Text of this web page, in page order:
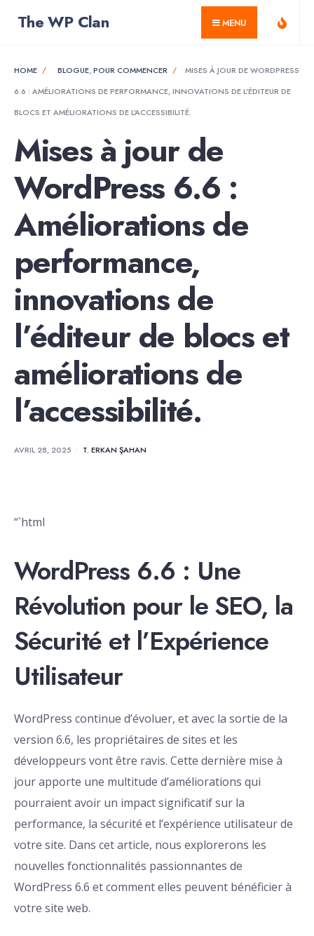
The WP Clan MENU
HOME BLOGUE,POUR COMMENCER
MISES À JOUR DE WORDPRESS
6.6 : AMÉLIORATIONS DE PERFORMANCE, INNOVATIONS DE L’ÉDITEUR DE
BLOCS ET AMÉLIORATIONS DE L’ACCESSIBILITÉ.
Mises à jour de
WordPress 6.6 :
Améliorations de
performance,
innovations de
l’éditeur de blocs et
améliorations de
l’accessibilité.
AVRIL 28, 2025 • T. ERKAN ŞAHAN
“`html
WordPress 6.6 : Une
Révolution pour le SEO, la
Sécurité et l’Expérience
Utilisateur
WordPress continue d’évoluer, et avec la sortie de la
version 6.6, les propriétaires de sites et les
développeurs vont être ravis. Cette dernière mise à
jour apporte une multitude d’améliorations qui
pourraient avoir un impact significatif sur la
performance, la sécurité et l’expérience utilisateur de
votre site. Dans cet article, nous explorerons les
nouvelles fonctionnalités passionnantes de
WordPress 6.6 et comment elles peuvent bénéficier à
votre site web.